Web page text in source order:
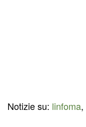
Notizie su: linfoma,